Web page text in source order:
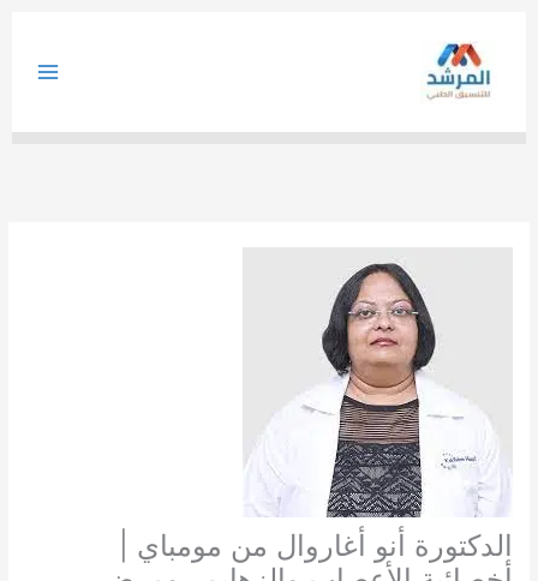
الدكتورة أنو أغاروال من مومباي |